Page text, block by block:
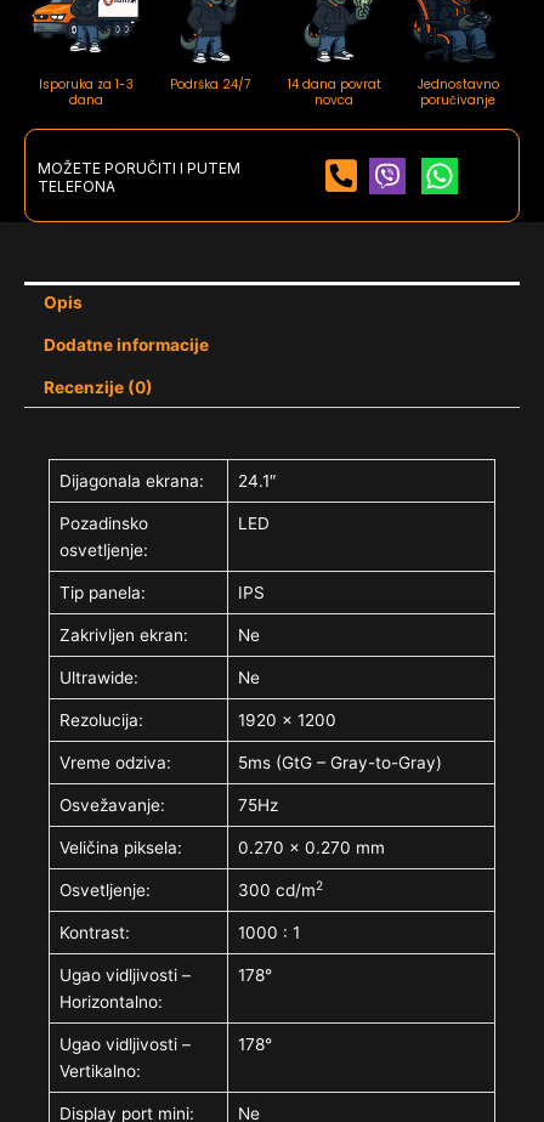
Isporuka za 1-3
dana
Podrška 24/7
14 dana povrat
novca
Jednostavno
poručivanje
MOŽETE PORUČITI I PUTEM
TELEFONA
Opis
Dodatne informacije
Recenzije (0)
Dijagonala ekrana: 24.1″
Pozadinsko
osvetljenje:
LED
Tip panela: IPS
Zakrivljen ekran: Ne
Ultrawide: Ne
Rezolucija: 1920 x 1200
Vreme odziva: 5ms (GtG – Gray-to-Gray)
Osvežavanje: 75Hz
Veličina piksela: 0.270 x 0.270 mm
Osvetljenje: 300 cd/m2
Kontrast: 1000 : 1
Ugao vidljivosti –
Horizontalno:
178°
Ugao vidljivosti –
Vertikalno:
178°
Display port mini: Ne